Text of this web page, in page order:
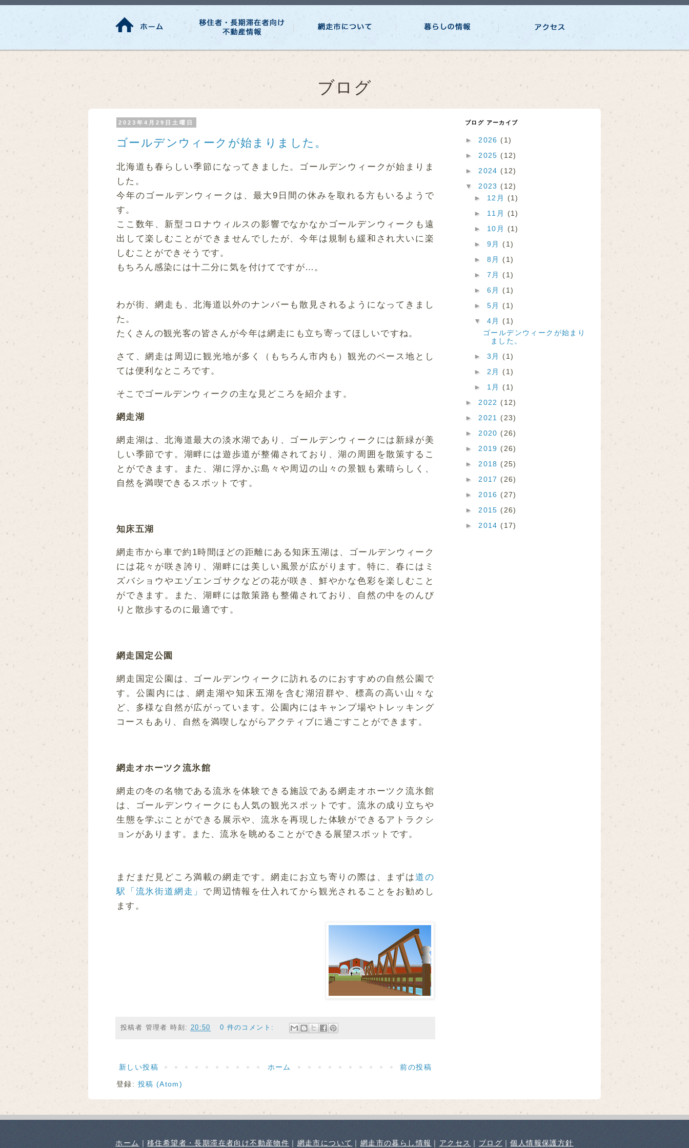
ブログ
2023年4月29日土曜日
ゴールデンウィークが始まりました。
北海道も春らしい季節になってきました。ゴールデンウィークが始まりま
した。
今年のゴールデンウィークは、最大9日間の休みを取れる方もいるようで
す。
ここ数年、新型コロナウィルスの影響でなかなかゴールデンウィークも遠
出して楽しむことができませんでしたが、今年は規制も緩和され大いに楽
しむことができそうです。
もちろん感染には十二分に気を付けてですが…。
わが街、網走も、北海道以外のナンバーも散見されるようになってきまし
た。
たくさんの観光客の皆さんが今年は網走にも立ち寄ってほしいですね。
さて、網走は周辺に観光地が多く（もちろん市内も）観光のベース地とし
ては便利なところです。
そこでゴールデンウィークの主な見どころを紹介ます。
網走湖
網走湖は、北海道最大の淡水湖であり、ゴールデンウィークには新緑が美
しい季節です。湖畔には遊歩道が整備されており、湖の周囲を散策するこ
とができます。また、湖に浮かぶ島々や周辺の山々の景観も素晴らしく、
自然を満喫できるスポットです。
知床五湖
網走市から車で約1時間ほどの距離にある知床五湖は、ゴールデンウィーク
には花々が咲き誇り、湖畔には美しい風景が広がります。特に、春にはミ
ズバショウやエゾエンゴサクなどの花が咲き、鮮やかな色彩を楽しむこと
ができます。また、湖畔には散策路も整備されており、自然の中をのんび
りと散歩するのに最適です。
網走国定公園
網走国定公園は、ゴールデンウィークに訪れるのにおすすめの自然公園で
す。公園内には、網走湖や知床五湖を含む湖沼群や、標高の高い山々な
ど、多様な自然が広がっています。公園内にはキャンプ場やトレッキング
コースもあり、自然を満喫しながらアクティブに過ごすことができます。
網走オホーツク流氷館
網走の冬の名物である流氷を体験できる施設である網走オホーツク流氷館
は、ゴールデンウィークにも人気の観光スポットです。流氷の成り立ちや
生態を学ぶことができる展示や、流氷を再現した体験ができるアトラクシ
ョンがあります。また、流氷を眺めることができる展望スポットです。
まだまだ見どころ満載の網走です。網走にお立ち寄りの際は、まずは道の
駅「流氷街道網走」 で周辺情報を仕入れてから観光されることをお勧めし
ます。
投稿者 管理者 時刻: 20:50 0 件のコメント:
新しい投稿 前の投稿
ホーム
登録: 投稿 (Atom)
ブログ アーカイブ
► 2026 (1)
► 2025 (12)
► 2024 (12)
▼ 2023 (12)
► 12月 (1)
► 11月 (1)
► 10月 (1)
► 9月 (1)
► 8月 (1)
► 7月 (1)
► 6月 (1)
► 5月 (1)
▼ 4月 (1)
ゴールデンウィークが始まり
ました。
► 3月 (1)
► 2月 (1)
► 1月 (1)
► 2022 (12)
► 2021 (23)
► 2020 (26)
► 2019 (26)
► 2018 (25)
► 2017 (26)
► 2016 (27)
► 2015 (26)
► 2014 (17)
ホーム ｜ 移住希望者・長期滞在者向け不動産物件 ｜ 網走市について ｜ 網走市の暮らし情報 ｜ アクセス ｜ ブログ ｜個人情報保護方針